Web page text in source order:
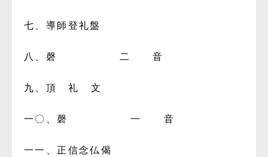
七、導師登礼盤
八、磬 二 音
九、頂 礼 文
一〇、磬 一 音
一一、正信念仏偈